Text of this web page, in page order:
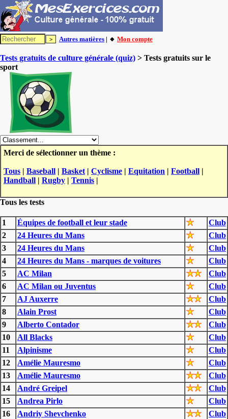
Autres matières | 🔸 Mon compte
Tests gratuits de culture générale (quiz) > Tests gratuits sur le
sport
Merci de sélectionner un thème :
Tous | Baseball | Basket | Cyclisme | Equitation | Football |
Handball | Rugby | Tennis |
Tous les tests
1 Équipes de football et leur stade
Club
2
24 Heures du Mans
Club
3
24 Heures du Mans
Club
4
24 Heures du Mans - marques de voitures
Club
5
AC Milan
Club
6
AC Milan ou Juventus
Club
7
AJ Auxerre
Club
8
Alain Prost
Club
9
Alberto Contador
Club
10
All Blacks
Club
11
Alpinisme
Club
12
Amélie Mauresmo
Club
13
Amélie Mauresmo
Club
14
André Greipel
Club
15
Andrea Pirlo
Club
16
Andriy Shevchenko
Club